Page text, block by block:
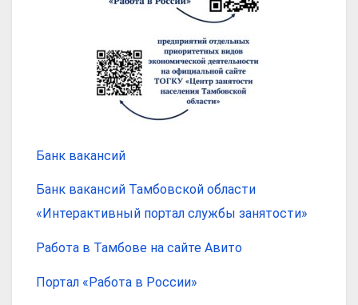
Банк вакансий
Банк вакансий Тамбовской области
«Интерактивный портал службы занятости»
Работа в Тамбове на сайте Авито
Портал «Работа в России»